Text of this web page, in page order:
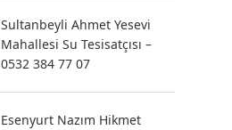
Sultanbeyli Ahmet Yesevi
Mahallesi Su Tesisatçısı –
0532 384 77 07
Esenyurt Nazım Hikmet